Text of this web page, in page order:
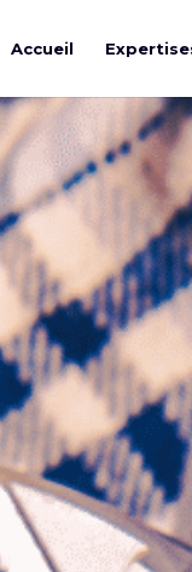
Accueil